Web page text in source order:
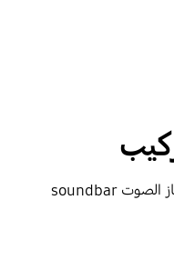
تعرّف على المزيد عن إعدادات جهاز الصوت soundbar